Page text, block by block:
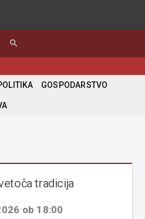
search
GOSPODARSTVO
tradicija
ob 18:00